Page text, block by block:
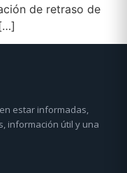
de retraso de
estar informadas,
información útil y una